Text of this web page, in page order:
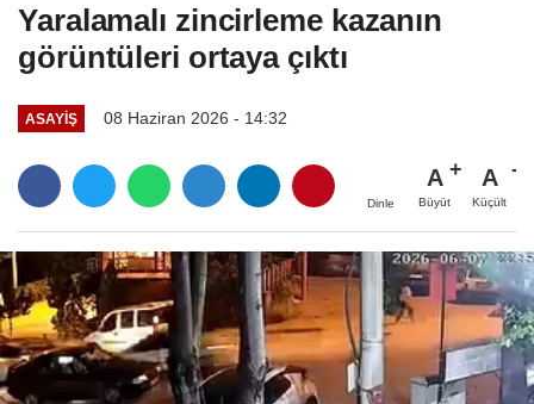
Yaralamalı zincirleme kazanın
görüntüleri ortaya çıktı
ASAYIŞ 08 Haziran 2026 - 14:32
Dinle
A
Büyüt
A
Küçült